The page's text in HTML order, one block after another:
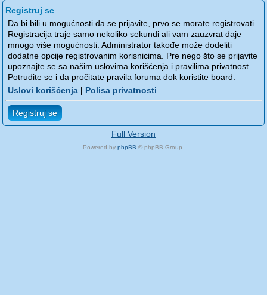
Registruj se
Da bi bili u mogućnosti da se prijavite, prvo se morate registrovati.
Registracija traje samo nekoliko sekundi ali vam zauzvrat daje
mnogo više mogućnosti. Administrator takođe može dodeliti
dodatne opcije registrovanim korisnicima. Pre nego što se prijavite
upoznajte se sa našim uslovima korišćenja i pravilima privatnost.
Potrudite se i da pročitate pravila foruma dok koristite board.
Uslovi korišćenja | Polisa privatnosti
Registruj se
Full Version
Powered by phpBB © phpBB Group.